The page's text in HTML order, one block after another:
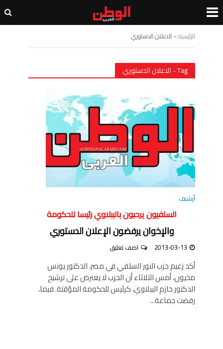
الرئيسية»الاعلان الدستوري
Tag - الاعلان الدستوري
أرشيف
السلفيون يرحبون بالببلاوي رئيسا للحكومة
والإخوان يرفضون الإعلان الدستوري
2013-03-13 اضف تعليق
أكد زعيم حزب النور السلفي في مصر، الدكتور يونس
مخيون، أمس الثلاثاء أن الحزب لا يعترض على ترشيح
الدكتور حازم الببلاوي، كرئيس للحكومة المؤقتة. فيما،
رفضت جماعة...